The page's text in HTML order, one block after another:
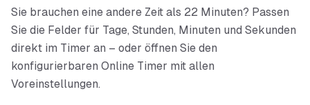
Sie brauchen eine andere Zeit als 22 Minuten? Passen
Sie die Felder für Tage, Stunden, Minuten und Sekunden
direkt im Timer an – oder öffnen Sie den
konfigurierbaren Online Timer mit allen
Voreinstellungen.